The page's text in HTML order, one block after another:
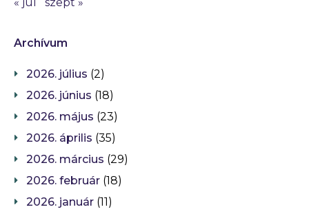
Archívum
2026. július (2)
2026. június (18)
2026. május (23)
2026. április (35)
2026. március (29)
2026. február (18)
2026. január (11)